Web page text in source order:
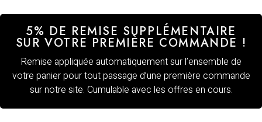
5% DE REMISE SUPPLÉMENTAIRE
SUR VOTRE PREMIÈRE COMMANDE !
Remise appliquée automatiquement sur l’ensemble de
votre panier pour tout passage d’une première commande
sur notre site. Cumulable avec les offres en cours.